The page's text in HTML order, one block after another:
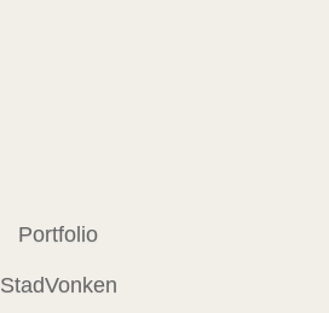
Portfolio
StadVonken